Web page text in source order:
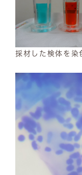
採材した検体を染